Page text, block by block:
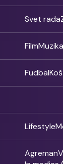
Svet rada
FilmMuzika
Fudbal
Lifestyle
Agreman